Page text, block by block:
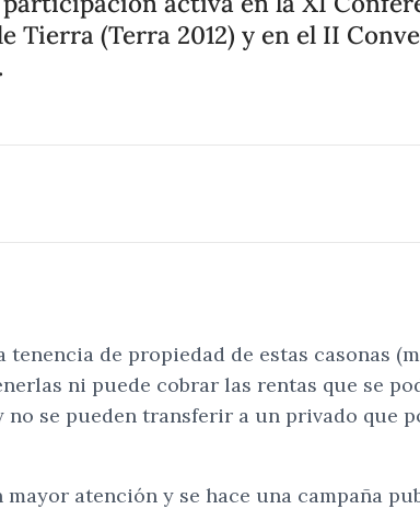
Tierra (Terra 2012) y en el II
de propiedad de estas casonas
ni puede cobrar las rentas que se
se pueden transferir a un privado que
atención y se hace una campaña